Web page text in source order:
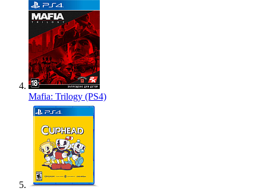
Mafia: Trilogy (PS4)